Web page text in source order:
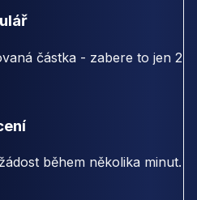
částka - zabere to jen 2
během několika minut.